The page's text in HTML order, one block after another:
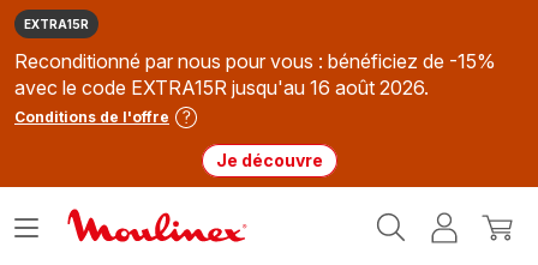
EXTRA15R
Reconditionné par nous pour vous : bénéficiez de -15%
avec le code EXTRA15R jusqu'au 16 août 2026.
Conditions de l'offre
Je découvre
MonMon
Ouvrir